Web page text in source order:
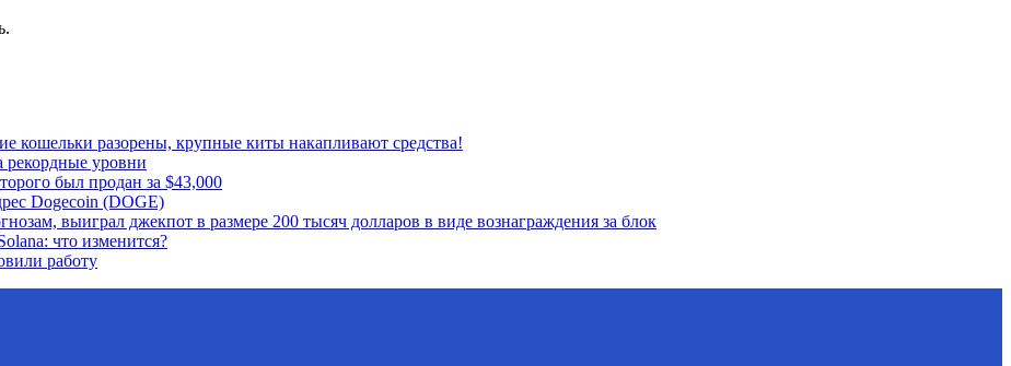
кошельки разорены, крупные киты накапливают средства!
уровни
был продан за $43,000
Dogecoin (DOGE)
выиграл джекпот в размере 200 тысяч долларов в виде вознаграждения за блок
что изменится?
работу